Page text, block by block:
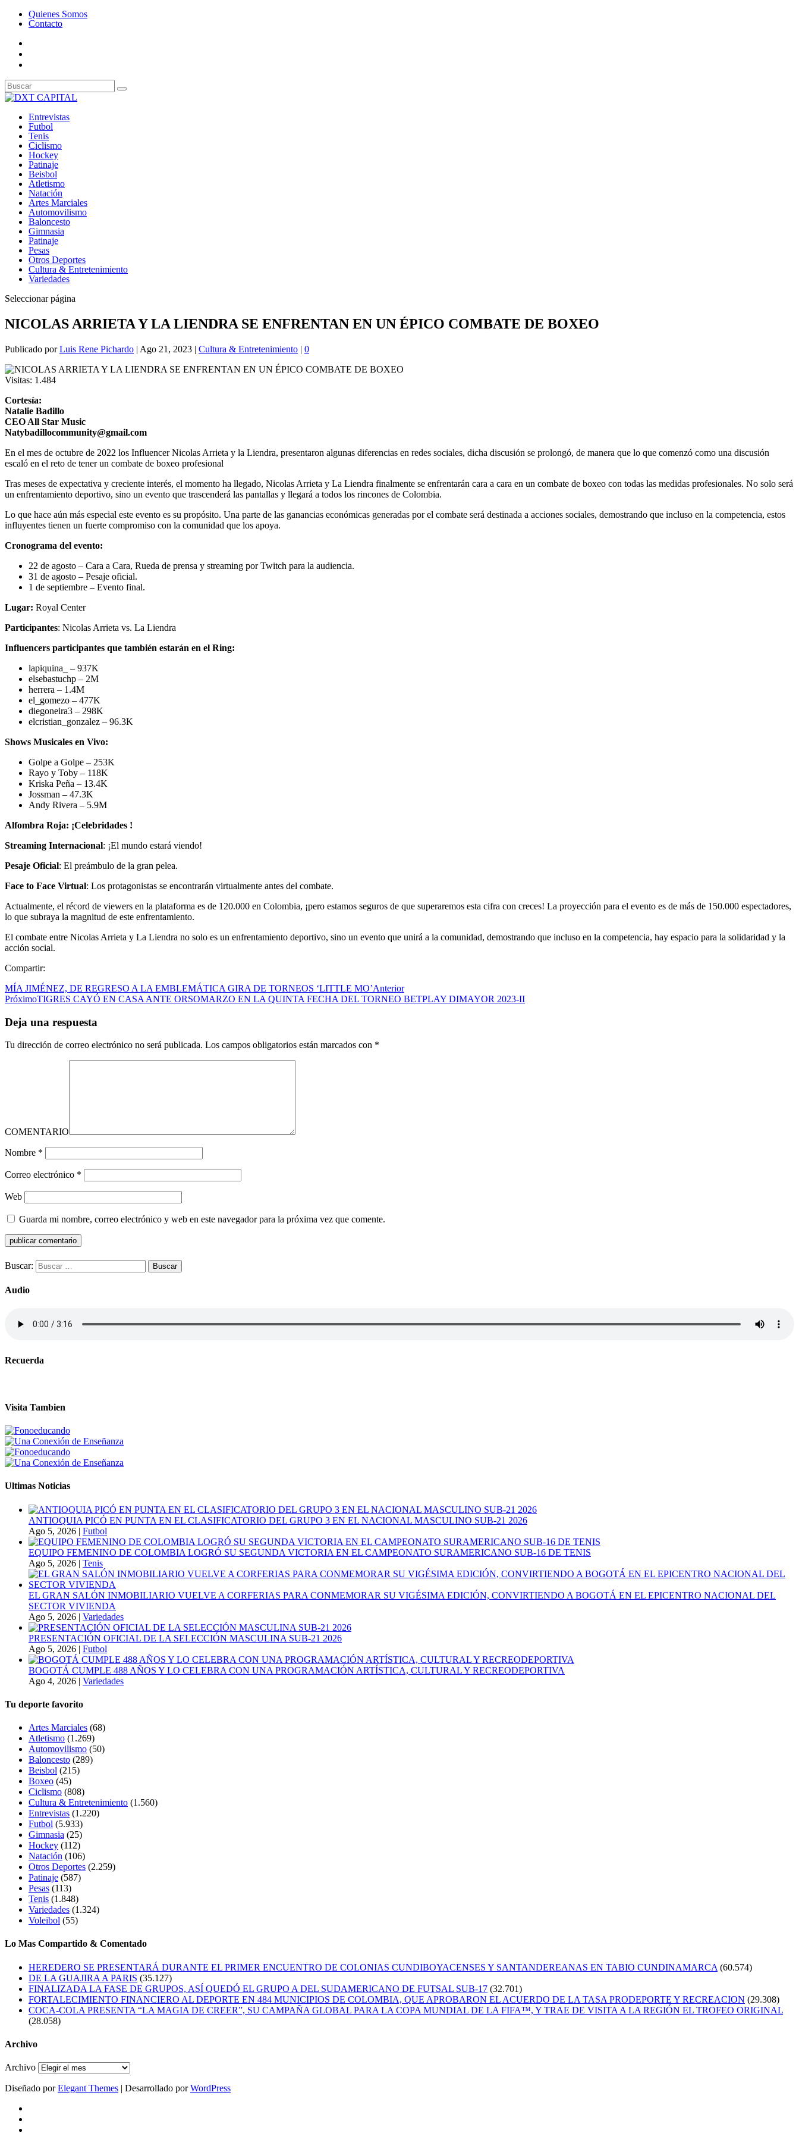
Quienes Somos
Contacto
Entrevistas
Futbol
Tenis
Ciclismo
Hockey
Patinaje
Beisbol
Atletismo
Natación
Artes Marciales
Automovilismo
Baloncesto
Gimnasia
Patinaje
Pesas
Otros Deportes
Cultura & Entretenimiento
Variedades
Seleccionar página
NICOLAS ARRIETA Y LA LIENDRA SE ENFRENTAN EN UN ÉPICO COMBATE DE BOXEO
Publicado porLuis Rene Pichardo | Ago 21, 2023 | Cultura & Entretenimiento | 0
Visitas: 1.484
Cortesía:
Natalie Badillo
CEO All Star Music
Natybadillocommunity@gmail.com
En el mes de octubre de 2022 los Influencer Nicolas Arrieta y la Liendra, presentaron algunas diferencias en redes sociales, dicha discusión se prolongó, de manera que lo que comenzó como una discusión
escaló en el reto de tener un combate de boxeo profesional
Tras meses de expectativa y creciente interés, el momento ha llegado, Nicolas Arrieta y La Liendra finalmente se enfrentarán cara a cara en un combate de boxeo con todas las medidas profesionales. No solo será
un enfrentamiento deportivo, sino un evento que trascenderá las pantallas y llegará a todos los rincones de Colombia.
Lo que hace aún más especial este evento es su propósito. Una parte de las ganancias económicas generadas por el combate será destinada a acciones sociales, demostrando que incluso en la competencia, estos
influyentes tienen un fuerte compromiso con la comunidad que los apoya.
Cronograma del evento:
22 de agosto – Cara a Cara, Rueda de prensa y streaming por Twitch para la audiencia.
31 de agosto – Pesaje oficial.
1 de septiembre – Evento final.
Lugar: Royal Center
Participantes: Nicolas Arrieta vs. La Liendra
Influencers participantes que también estarán en el Ring:
lapiquina_ – 937K
elsebastuchp – 2M
herrera – 1.4M
el_gomezo – 477K
diegoneira3 – 298K
elcristian_gonzalez – 96.3K
Shows Musicales en Vivo:
Golpe a Golpe – 253K
Rayo y Toby – 118K
Kriska Peña – 13.4K
Jossman – 47.3K
Andy Rivera – 5.9M
Alfombra Roja: ¡Celebridades !
Streaming Internacional: ¡El mundo estará viendo!
Pesaje Oficial: El preámbulo de la gran pelea.
Face to Face Virtual: Los protagonistas se encontrarán virtualmente antes del combate.
Actualmente, el récord de viewers en la plataforma es de 120.000 en Colombia, ¡pero estamos seguros de que superaremos esta cifra con creces! La proyección para el evento es de más de 150.000 espectadores,
lo que subraya la magnitud de este enfrentamiento.
El combate entre Nicolas Arrieta y La Liendra no solo es un enfrentamiento deportivo, sino un evento que unirá a la comunidad, demostrando que incluso en la competencia, hay espacio para la solidaridad y la
acción social.
Compartir:
MÍA JIMÉNEZ, DE REGRESO A LA EMBLEMÁTICA GIRA DE TORNEOS ‘LITTLE MO’Anterior
PróximoTIGRES CAYÓ EN CASA ANTE ORSOMARZO EN LA QUINTA FECHA DEL TORNEO BETPLAY DIMAYOR 2023-II
Deja una respuesta
Tu dirección de correo electrónico no será publicada. Los campos obligatorios están marcados con *
COMENTARIO
Nombre *
Correo electrónico *
Web
Guarda mi nombre, correo electrónico y web en este navegador para la próxima vez que comente.
Buscar:
Audio
Recuerda
Visita Tambien
Ultimas Noticias
ANTIOQUIA PICÓ EN PUNTA EN EL CLASIFICATORIO DEL GRUPO 3 EN EL NACIONAL MASCULINO SUB-21 2026
Ago 5, 2026 | Futbol
EQUIPO FEMENINO DE COLOMBIA LOGRÓ SU SEGUNDA VICTORIA EN EL CAMPEONATO SURAMERICANO SUB-16 DE TENIS
Ago 5, 2026 | Tenis
EL GRAN SALÓN INMOBILIARIO VUELVE A CORFERIAS PARA CONMEMORAR SU VIGÉSIMA EDICIÓN, CONVIRTIENDO A BOGOTÁ EN EL EPICENTRO NACIONAL DEL
SECTOR VIVIENDA
Ago 5, 2026 | Variedades
PRESENTACIÓN OFICIAL DE LA SELECCIÓN MASCULINA SUB-21 2026
Ago 5, 2026 | Futbol
BOGOTÁ CUMPLE 488 AÑOS Y LO CELEBRA CON UNA PROGRAMACIÓN ARTÍSTICA, CULTURAL Y RECREODEPORTIVA
Ago 4, 2026 | Variedades
Tu deporte favorito
Artes Marciales (68)
Atletismo (1.269)
Automovilismo (50)
Baloncesto (289)
Beisbol (215)
Boxeo (45)
Ciclismo (808)
Cultura & Entretenimiento (1.560)
Entrevistas (1.220)
Futbol (5.933)
Gimnasia (25)
Hockey (112)
Natación (106)
Otros Deportes (2.259)
Patinaje (587)
Pesas (113)
Tenis (1.848)
Variedades (1.324)
Voleibol (55)
Lo Mas Compartido & Comentado
HEREDERO SE PRESENTARÁ DURANTE EL PRIMER ENCUENTRO DE COLONIAS CUNDIBOYACENSES Y SANTANDEREANAS EN TABIO CUNDINAMARCA (60.574)
DE LA GUAJIRA A PARIS (35.127)
FINALIZADA LA FASE DE GRUPOS, ASÍ QUEDÓ EL GRUPO A DEL SUDAMERICANO DE FUTSAL SUB-17 (32.701)
FORTALECIMIENTO FINANCIERO AL DEPORTE EN 484 MUNICIPIOS DE COLOMBIA, QUE APROBARON EL ACUERDO DE LA TASA PRODEPORTE Y RECREACION (29.308)
COCA-COLA PRESENTA “LA MAGIA DE CREER”, SU CAMPAÑA GLOBAL PARA LA COPA MUNDIAL DE LA FIFA™, Y TRAE DE VISITA A LA REGIÓN EL TROFEO ORIGINAL
(28.058)
Archivo
Archivo
Diseñado porElegant Themes | Desarrollado porWordPress